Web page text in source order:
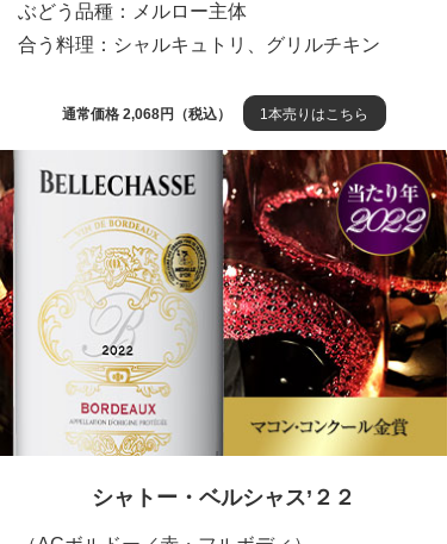
ぶどう品種：メルロー主体
合う料理：シャルキュトリ、グリルチキン
通常価格 2,068円（税込） 1本売りはこちら
シャトー・ベルシャス’２２